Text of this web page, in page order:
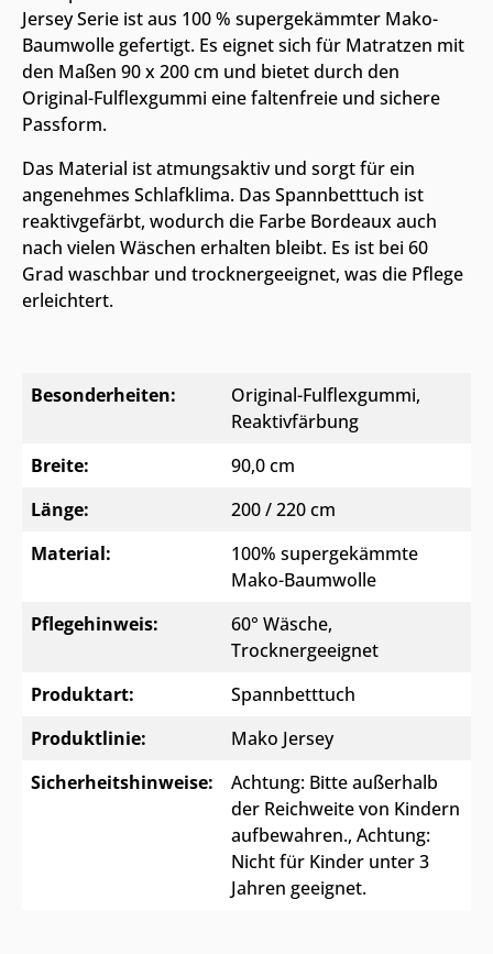
Jersey Serie ist aus 100 % supergekämmter Mako-
Baumwolle gefertigt. Es eignet sich für Matratzen mit
den Maßen 90 x 200 cm und bietet durch den
Original-Fulflexgummi eine faltenfreie und sichere
Passform.
Das Material ist atmungsaktiv und sorgt für ein
angenehmes Schlafklima. Das Spannbetttuch ist
reaktivgefärbt, wodurch die Farbe Bordeaux auch
nach vielen Wäschen erhalten bleibt. Es ist bei 60
Grad waschbar und trocknergeeignet, was die Pflege
erleichtert.
Besonderheiten: Original-Fulflexgummi,
Reaktivfärbung
Breite:
90,0 cm
Länge:
200 / 220 cm
Material:
100% supergekämmte
Mako-Baumwolle
Pflegehinweis:
60° Wäsche,
Trocknergeeignet
Produktart:
Spannbetttuch
Produktlinie:
Mako Jersey
Sicherheitshinweise:
Achtung: Bitte außerhalb
der Reichweite von Kindern
aufbewahren., Achtung:
Nicht für Kinder unter 3
Jahren geeignet.